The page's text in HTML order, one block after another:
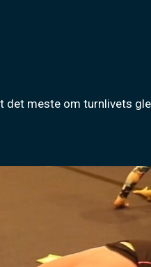
det meste om turnlivets